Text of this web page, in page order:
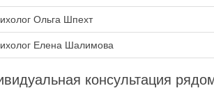
Ольга Шпехт
Елена Шалимова
консультация